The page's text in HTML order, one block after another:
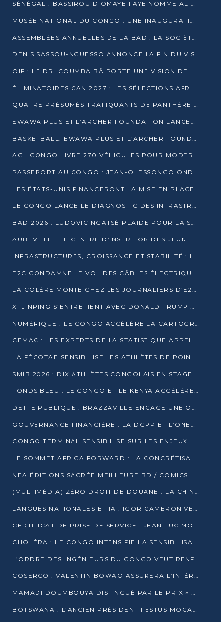
SÉNÉGAL : BASSIROU DIOMAYE FAYE NOMME AL AMINOU LÔ PREMIER MINISTRE
MUSÉE NATIONAL DU CONGO : UNE INAUGURATION PORTEUSE D’ESPOIR POUR LA CULTURE
ASSEMBLÉES ANNUELLES DE LA BAD : LA SOCIÉTÉ CIVILE CONGOLAISE À LA RECHERCHE DE PARTENAIRES POUR SES PROJETS
DENIS SASSOU-NGUESSO ANNONCE LA FIN DU VISA POUR LES AFRICAINS EN 2027
OIF : LE DR. COUMBA BÂ PORTE UNE VISION DE DIALOGUE, DE STABILITÉ ET DE RÉFORME À LA TÊTE
ÉLIMINATOIRES CAN 2027 : LES SÉLECTIONS AFRICAINES CONNAISSENT LEURS ADVERSAIRES
QUATRE PRÉSUMÉS TRAFIQUANTS DE PANTHÈRE ARRÊTÉS À EWO
EWAWA PLUS ET L’ARCHER FOUNDATION LANCENT UN CAMP DE BASKET POUR LES JEUNES À BRAZZAVILLE
BASKETBALL: EWAWA PLUS ET L’ARCHER FOUNDATION LANCENT UN CAMP POUR LES JEUNES
AGL CONGO LIVRE 270 VÉHICULES POUR MODERNISER LE TRANSPORT URBAIN
PASSEPORT AU CONGO : JEAN-OLESSONGO ONDAYE VEUT METTRE FIN AUX LENTEURS ADMINISTRATIVES
LES ÉTATS-UNIS FINANCERONT LA MISE EN PLACE DE JUSQU’À 50 CLINIQUES DE LUTTE CONTRE L’EBOLA
LE CONGO LANCE LE DIAGNOSTIC DES INFRASTRUCTURES SPORTIVES DU COMPLEXE DE KINTÉLÉ
BAD 2026 : LUDOVIC NGATSÉ PLAIDE POUR LA SOUVERAINETÉ FINANCIÈRE AFRICAINE
AUBEVILLE : LE CENTRE D’INSERTION DES JEUNES PRÊT À OUVRIR SES PORTES
INFRASTRUCTURES, CROISSANCE ET STABILITÉ : LA GUINÉE AFFÛTE SES AMBITIONS
E2C CONDAMNE LE VOL DES CÂBLES ÉLECTRIQUES APRÈS UNE VIDÉO VIRALE
LA COLÈRE MONTE CHEZ LES JOURNALIERS D’E2C QUI DÉNONCENT 20 ANS DE PRÉCARITÉ
XI JINPING S’ENTRETIENT AVEC DONALD TRUMP À BEIJING
NUMÉRIQUE : LE CONGO ACCÉLÈRE LA CARTOGRAPHIE DE SES INFRASTRUCTURES DIGITALES
CEMAC : LES EXPERTS DE LA STATISTIQUE APPELLENT À RENFORCER LA SÉCURISATION DES DONNÉES
LA FÉCOTAE SENSIBILISE LES ATHLÈTES DE POINTE-NOIRE À L’HYGIÈNE ALIMENTA
SMIB 2026 : DIX ATHLÈTES CONGOLAIS EN STAGE AU KENYA
FONDS BLEU : LE CONGO ET LE KENYA ACCÉLÈRENT LA MOBILISATION DES FINANCEMENTS
DETTE PUBLIQUE : BRAZZAVILLE ENGAGE UNE OPÉRATION DE RACHAT DE 575 MILLIONS DE DOLLARS
GOUVERNANCE FINANCIÈRE : LA DGPP ET L’ONEC-C VERS UN PARTENARIAT POUR ASSAINIR LES ENTREPRISES PUBLIQUES
CONGO TERMINAL SENSIBILISE SUR LES ENJEUX DE LA SANTÉ MENTALE EN
LE SOMMET AFRICA FORWARD : LA CONCRÉTISATION DE PARTENARIATS ÉQUILIBRÉS ET TOURNÉS VERS L’AVENIR ENTRE LE CONTINENT AFRICAIN ET LA FRANCE
NEA ÉDITIONS SACRÉE MEILLEURE BD / COMICS D’AFRIQUE AU KENYA
(MULTIMÉDIA) ZÉRO DROIT DE DOUANE : LA CHINE ET L’AFRIQUE VERS UNE PROXIMITÉ SANS PRÉCÉDENT (PAPIER GÉNÉRAL)
LANGUES NATIONALES ET IA : IGOR CAMERON VEUT ARRIMER LA STRATÉGIE IA À LA LOI SUR LA RECHERCHE
CERTIFICAT DE PRISE DE SERVICE : JEAN LUC MOUTHOU DÉMENT UNE « FAKE NEWS »
CHOLÉRA : LE CONGO INTENSIFIE LA SENSIBILISATION AU MARCHÉ DE TALANGAÏ
L’ORDRE DES INGÉNIEURS DU CONGO VEUT RENFORCER L’ÉTHIQUE ET LA CRÉDIBILITÉ DE LA PROFESSION
COSERCO : VALENTIN BOWAO ASSURERA L’INTÉRIM À LA TÊTE DU BUREAU EXÉCUTIF NATIONAL
MAMADI DOUMBOUYA DISTINGUÉ PAR LE PRIX « SUPER GRAND BÂTISSEUR BABACAR N’DIAYE »
BOTSWANA : L’ANCIEN PRÉSIDENT FESTUS MOGAE EST MORT À 86 ANS